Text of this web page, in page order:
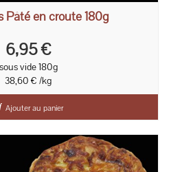
Pâté en croute 180g
6,95 €
sous vide 180g
38,60 € /kg
Ajouter au panier